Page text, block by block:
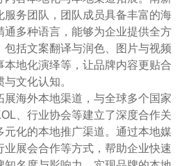
服务团队，团队成员具备丰富的海
通多种语言，能够为企业提供全方
包括文案翻译与润色、图片与视频
本地化演绎等，让品牌内容更贴合
文化认知。
展海外本地渠道，与全球多个国家
、行业协会等建立了深度合作关
元化的本地推广渠道。通过本地媒
业展会合作等方式，帮助企业快速